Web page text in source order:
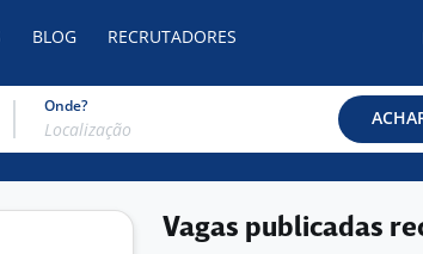
BLOG RECRUTADORES
Onde?
Vagas publicadas